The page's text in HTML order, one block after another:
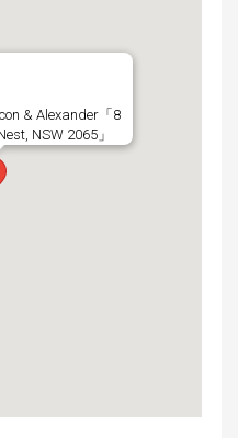
& Alexander「8
NSW 2065」